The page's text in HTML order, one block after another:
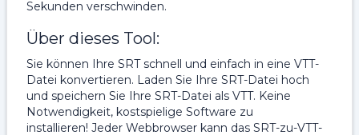
Sekunden verschwinden.
Über dieses Tool:
Sie können Ihre SRT schnell und einfach in eine VTT-
Datei konvertieren. Laden Sie Ihre SRT-Datei hoch
und speichern Sie Ihre SRT-Datei als VTT. Keine
Notwendigkeit, kostspielige Software zu
installieren! Jeder Webbrowser kann das SRT-zu-VTT-